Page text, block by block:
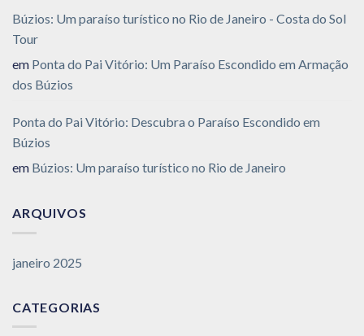
Búzios: Um paraíso turístico no Rio de Janeiro - Costa do Sol
Tour
em Ponta do Pai Vitório: Um Paraíso Escondido em Armação
dos Búzios
Ponta do Pai Vitório: Descubra o Paraíso Escondido em
Búzios
em Búzios: Um paraíso turístico no Rio de Janeiro
ARQUIVOS
janeiro 2025
CATEGORIAS